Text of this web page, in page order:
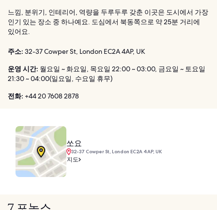
느낌, 분위기, 인테리어, 역량을 두루두루 갖춘 이곳은 도시에서 가장
인기 있는 장소 중 하나예요. 도심에서 북동쪽으로 약 25분 거리에
있어요.
주소: 32-37 Cowper St, London EC2A 4AP, UK
운영 시간: 월요일 ~ 화요일, 목요일 22:00 ~ 03:00, 금요일 ~ 토요일
21:30 ~ 04:00(일요일, 수요일 휴무)
전화: +44 20 7608 2878
쏘요
32-37 Cowper St, London EC2A 4AP, UK
지도